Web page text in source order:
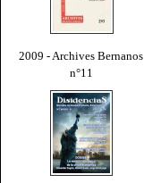
2009 - Archives Bernanos
n°11